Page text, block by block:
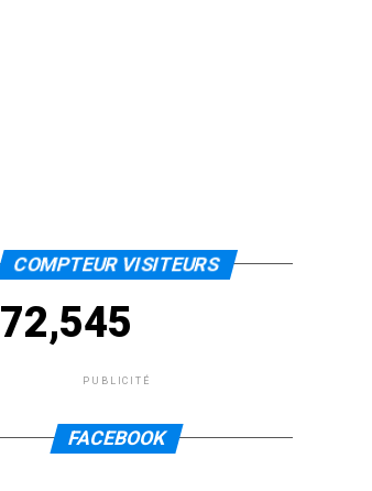
COMPTEUR VISITEURS
PUBLICITÉ
FACEBOOK